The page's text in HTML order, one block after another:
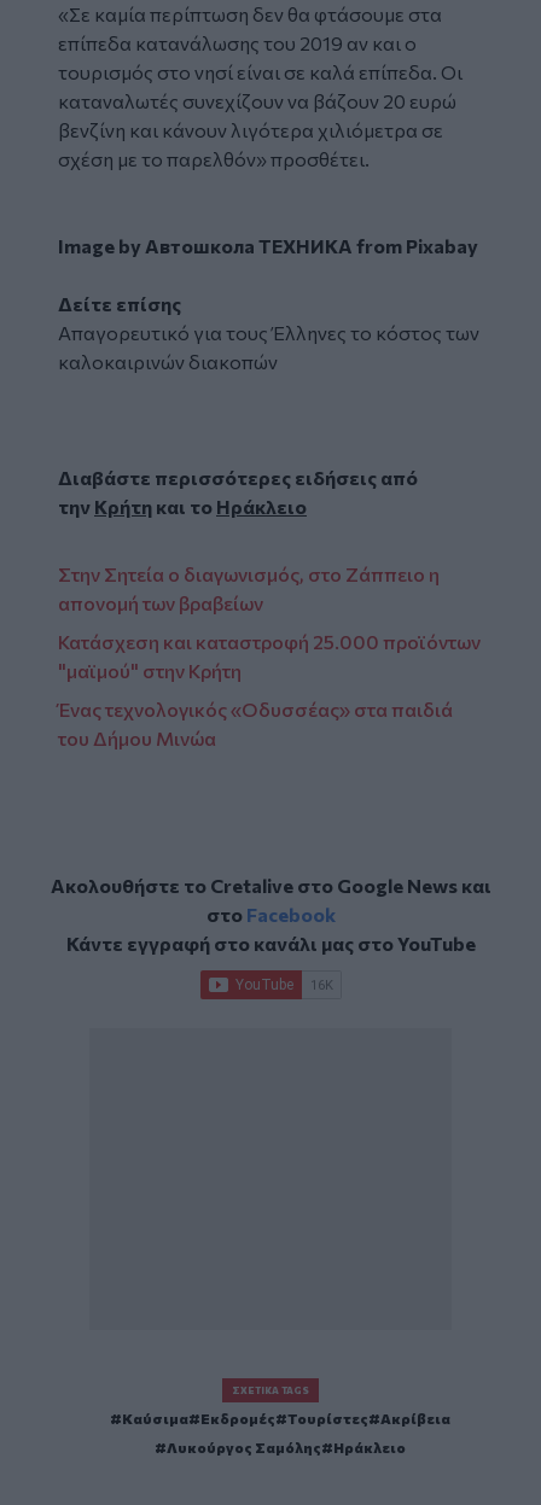
«Σε καμία περίπτωση δεν θα φτάσουμε στα
επίπεδα κατανάλωσης του 2019 αν και ο
τουρισμός στο νησί είναι σε καλά επίπεδα. Οι
καταναλωτές συνεχίζουν να βάζουν 20 ευρώ
βενζίνη και κάνουν λιγότερα χιλιόμετρα σε
σχέση με το παρελθόν» προσθέτει.
Image by Автошкола ТЕХНИКА from Pixabay
Δείτε επίσης
Απαγορευτικό για τους Έλληνες το κόστος των
καλοκαιρινών διακοπών
Διαβάστε περισσότερες ειδήσεις από
την Κρήτη και το Ηράκλειο
Στην Σητεία ο διαγωνισμός, στο Ζάππειο η
απονομή των βραβείων
Κατάσχεση και καταστροφή 25.000 προϊόντων
"μαϊμού" στην Κρήτη
Ένας τεχνολογικός «Οδυσσέας» στα παιδιά
του Δήμου Μινώα
Ακολουθήστε το Cretalive στο Google Newsκαι
στο Facebook
Κάντε εγγραφή στο κανάλι μας στοYouTube
ΣΧΕΤΙΚΆ TAGS
Καύσιμα Εκδρομές Τουρίστες
Ακρίβεια
Λυκούργος Σαμόλης
Ηράκλειο